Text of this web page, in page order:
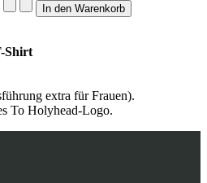
Shirt
extra für Frauen).
To Holyhead-Logo.